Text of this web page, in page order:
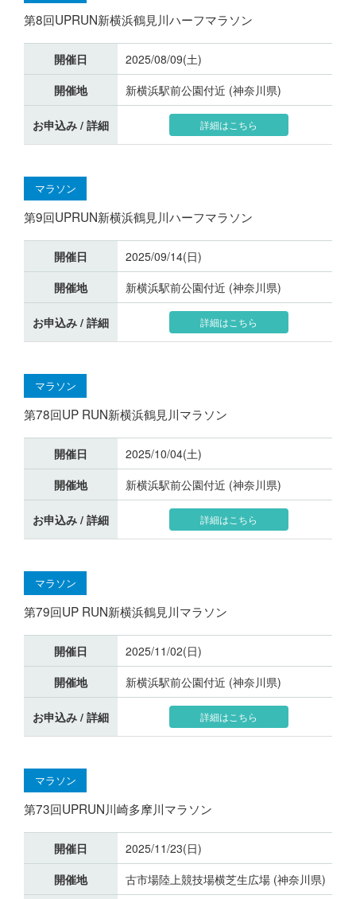
第8回UPRUN新横浜鶴見川ハーフマラソン
開催日
2025/08/09(土)
開催地
新横浜駅前公園付近 (神奈川県)
お申込み / 詳細 詳細はこちら
マラソン
第9回UPRUN新横浜鶴見川ハーフマラソン
開催日
2025/09/14(日)
開催地
新横浜駅前公園付近 (神奈川県)
お申込み / 詳細 詳細はこちら
マラソン
第78回UP RUN新横浜鶴見川マラソン
開催日
2025/10/04(土)
開催地
新横浜駅前公園付近 (神奈川県)
お申込み / 詳細 詳細はこちら
マラソン
第79回UP RUN新横浜鶴見川マラソン
開催日
2025/11/02(日)
開催地
新横浜駅前公園付近 (神奈川県)
お申込み / 詳細 詳細はこちら
マラソン
第73回UPRUN川崎多摩川マラソン
開催日
2025/11/23(日)
開催地
古市場陸上競技場横芝生広場 (神奈川県)